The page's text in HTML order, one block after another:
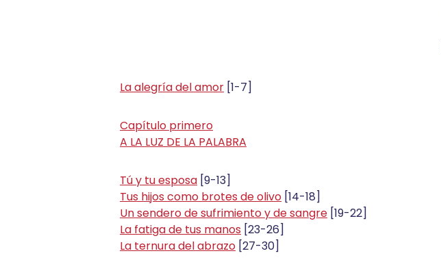
La alegría del amor [1-7]
Capítulo primero
A LA LUZ DE LA PALABRA
Tú y tu esposa [9-13]
Tus hijos como brotes de olivo [14-18]
Un sendero de sufrimiento y de sangre [19-22]
La fatiga de tus manos [23-26]
La ternura del abrazo [27-30]